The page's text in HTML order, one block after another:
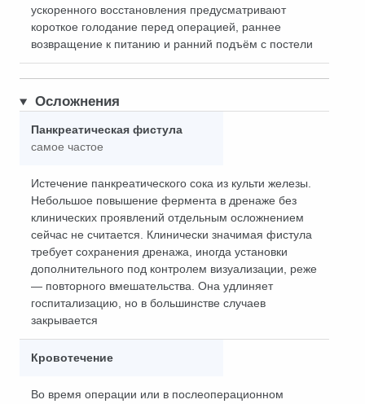
ускоренного восстановления предусматривают
короткое голодание перед операцией, раннее
возвращение к питанию и ранний подъём с постели
Осложнения
Панкреатическая фистула
самое частое
Истечение панкреатического сока из культи железы.
Небольшое повышение фермента в дренаже без
клинических проявлений отдельным осложнением
сейчас не считается. Клинически значимая фистула
требует сохранения дренажа, иногда установки
дополнительного под контролем визуализации, реже
— повторного вмешательства. Она удлиняет
госпитализацию, но в большинстве случаев
закрывается
Кровотечение
Во время операции или в послеоперационном